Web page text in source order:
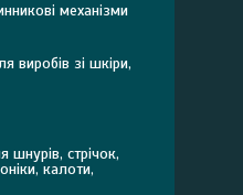
механізми
виробів зі шкіри,
шнурів, стрічок,
калоти,